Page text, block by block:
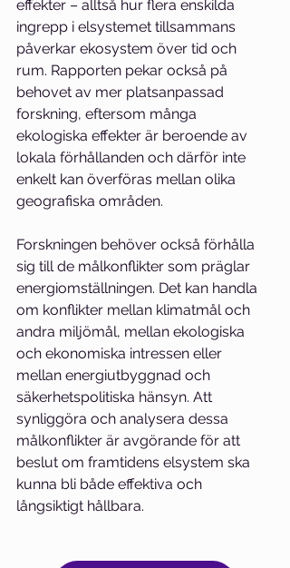
effekter – alltså hur flera enskilda
ingrepp i elsystemet tillsammans
påverkar ekosystem över tid och
rum. Rapporten pekar också på
behovet av mer platsanpassad
forskning, eftersom många
ekologiska effekter är beroende av
lokala förhållanden och därför inte
enkelt kan överföras mellan olika
geografiska områden.
Forskningen behöver också förhålla
sig till de målkonflikter som präglar
energiomställningen. Det kan handla
om konflikter mellan klimatmål och
andra miljömål, mellan ekologiska
och ekonomiska intressen eller
mellan energiutbyggnad och
säkerhetspolitiska hänsyn. Att
synliggöra och analysera dessa
målkonflikter är avgörande för att
beslut om framtidens elsystem ska
kunna bli både effektiva och
långsiktigt hållbara.